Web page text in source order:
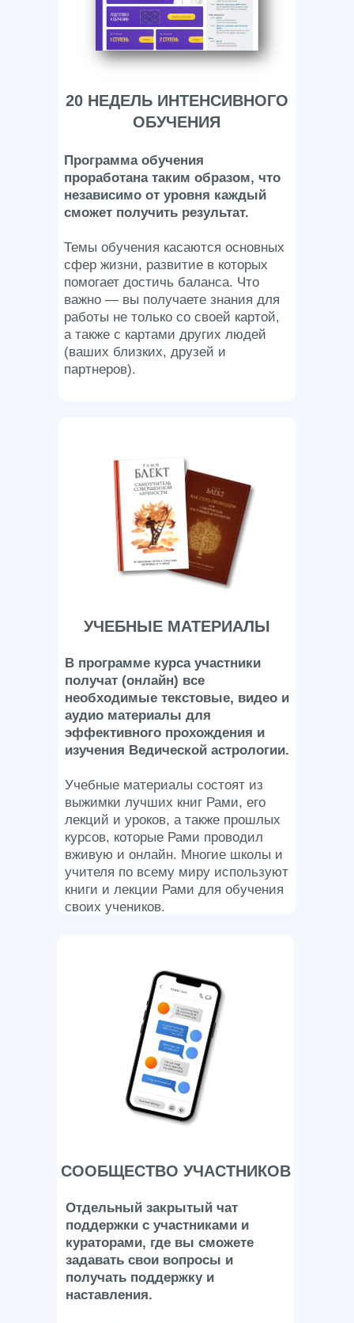
20 НЕДЕЛЬ ИНТЕНСИВНОГО
ОБУЧЕНИЯ
Программа обучения
проработана таким образом, что
независимо от уровня каждый
сможет получить результат.
Темы обучения касаются основных
сфер жизни, развитие в которых
помогает достичь баланса. Что
важно — вы получаете знания для
работы не только со своей картой,
а также с картами других людей
(ваших близких, друзей и
партнеров).
УЧЕБНЫЕ МАТЕРИАЛЫ
В программе курса участники
получат (онлайн) все
необходимые текстовые, видео и
аудио материалы для
эффективного прохождения и
изучения Ведической астрологии.
Учебные материалы состоят из
выжимки лучших книг Рами, его
лекций и уроков, а также прошлых
курсов, которые Рами проводил
вживую и онлайн. Многие школы и
учителя по всему миру используют
книги и лекции Рами для обучения
своих учеников.
СООБЩЕСТВО УЧАСТНИКОВ
Отдельный закрытый чат
поддержки с участниками и
кураторами, где вы сможете
задавать свои вопросы и
получать поддержку и
наставления.